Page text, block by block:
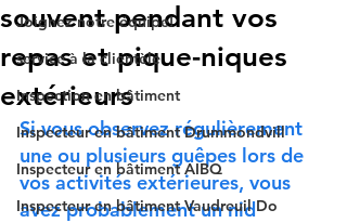
Joignez notre équipe!
service à la clientèle
Inspection en bâtiment
Inspecteur en bâtiment Drummondvill
Inspecteur en bâtiment AIBQ
Inspecteur en bâtiment Vaudreuil Do
souvent pendant vos
repas et pique-niques
extérieurs
Si vous observez régulièrement
une ou plusieurs guêpes lors de
vos activités extérieures, vous
avez probablement un nid